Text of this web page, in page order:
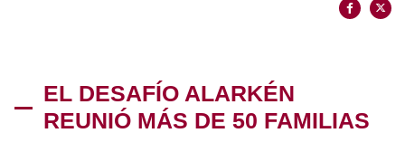
EL DESAFÍO ALARKÉN
REUNIÓ MÁS DE 50 FAMILIAS